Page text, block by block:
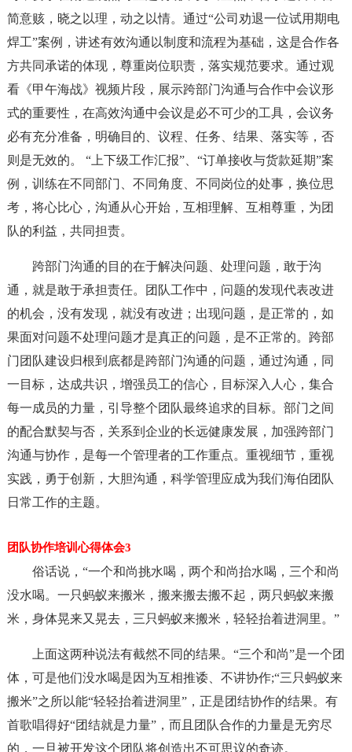
简意赅，晓之以理，动之以情。通过“公司劝退一位试用期电
焊工”案例，讲述有效沟通以制度和流程为基础，这是合作各
方共同承诺的体现，尊重岗位职责，落实规范要求。通过观
看《甲午海战》视频片段，展示跨部门沟通与合作中会议形
式的重要性，在高效沟通中会议是必不可少的工具，会议务
必有充分准备，明确目的、议程、任务、结果、落实等，否
则是无效的。 “上下级工作汇报”、“订单接收与货款延期”案
例，训练在不同部门、不同角度、不同岗位的处事，换位思
考，将心比心，沟通从心开始，互相理解、互相尊重，为团
队的利益，共同担责。
跨部门沟通的目的在于解决问题、处理问题，敢于沟
通，就是敢于承担责任。团队工作中，问题的发现代表改进
的机会，没有发现，就没有改进；出现问题，是正常的，如
果面对问题不处理问题才是真正的问题，是不正常的。跨部
门团队建设归根到底都是跨部门沟通的问题，通过沟通，同
一目标，达成共识，增强员工的信心，目标深入人心，集合
每一成员的力量，引导整个团队最终追求的目标。部门之间
的配合默契与否，关系到企业的长远健康发展，加强跨部门
沟通与协作，是每一个管理者的工作重点。重视细节，重视
实践，勇于创新，大胆沟通，科学管理应成为我们海伯团队
日常工作的主题。
团队协作培训心得体会3
俗话说，“一个和尚挑水喝，两个和尚抬水喝，三个和尚
没水喝。一只蚂蚁来搬米，搬来搬去搬不起，两只蚂蚁来搬
米，身体晃来又晃去，三只蚂蚁来搬米，轻轻抬着进洞里。”
上面这两种说法有截然不同的结果。“三个和尚”是一个团
体，可是他们没水喝是因为互相推诿、不讲协作;“三只蚂蚁来
搬米”之所以能“轻轻抬着进洞里”，正是团结协作的结果。有
首歌唱得好“团结就是力量”，而且团队合作的力量是无穷尽
的，一旦被开发这个团队将创造出不可思议的奇迹。